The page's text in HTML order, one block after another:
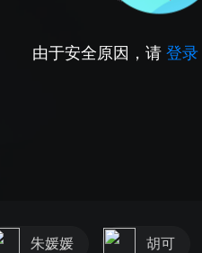
由于安全原因，请 登录
朱媛媛 胡可